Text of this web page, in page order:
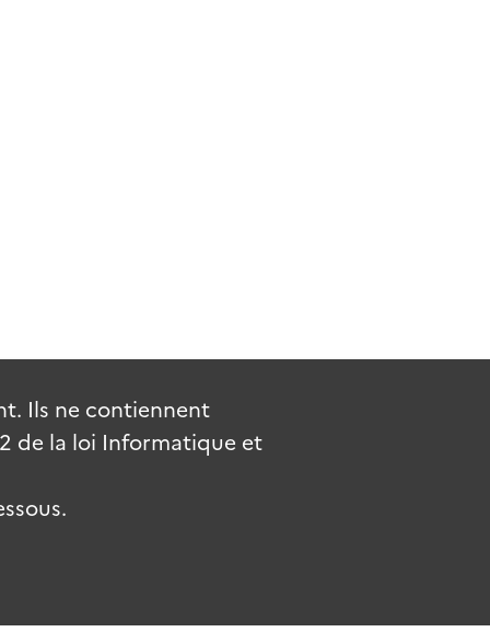
Ils ne contiennent
de la loi Informatique et